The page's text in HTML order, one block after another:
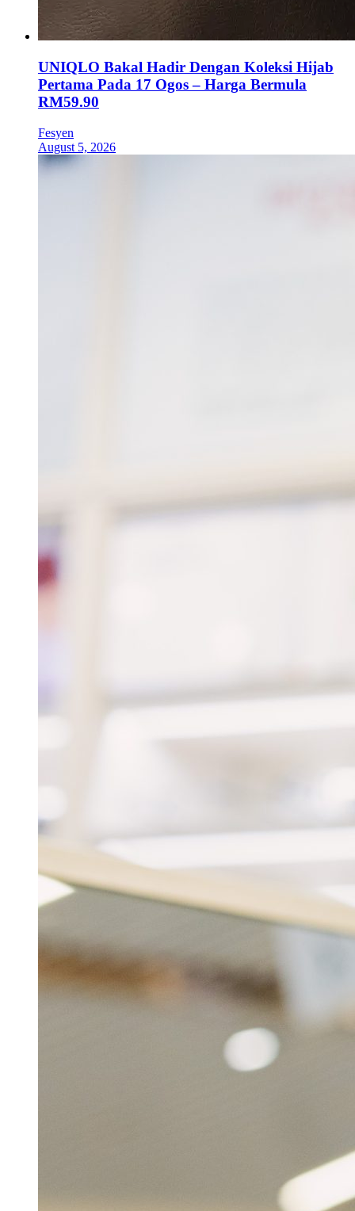
UNIQLO Bakal Hadir Dengan Koleksi Hijab
Pertama Pada 17 Ogos – Harga Bermula
RM59.90
Fesyen
August 5, 2026